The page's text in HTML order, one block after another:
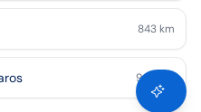
843 km
940